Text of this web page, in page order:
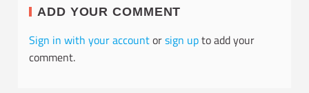
ADD YOUR COMMENT
Sign in with your accountorsign upto add your
comment.